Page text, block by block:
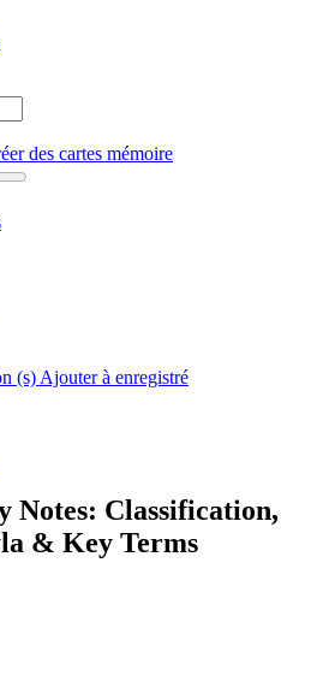
des cartes mémoire
(s) Ajouter à enregistré
Notes: Classification,
& Key Terms